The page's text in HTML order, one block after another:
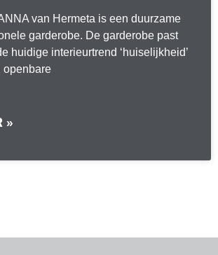
van Hermeta is een duurzame
garderobe. De garderobe past
huidige interieurtrend ‘huiselijkheid’
openbare
»